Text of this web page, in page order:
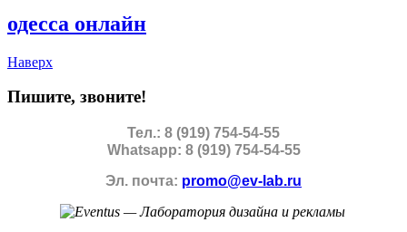
одесса онлайн
Наверх
Пишите, звоните!
Тел.: 8 (919) 754-54-55
Whatsapp: 8 (919) 754-54-55
Эл. почта: promo@ev-lab.ru